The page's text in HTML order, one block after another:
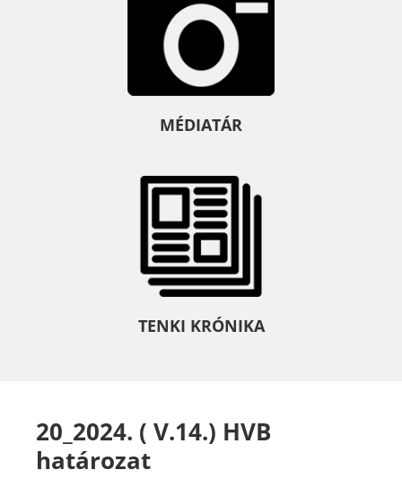
MÉDIATÁR
TENKI KRÓNIKA
20_2024. ( V.14.) HVB
határozat